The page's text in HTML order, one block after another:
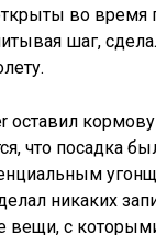
во время
шаг,
что посадка
никаких
вещи, с